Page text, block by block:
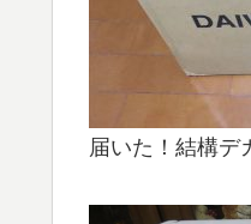
届いた！結構デ